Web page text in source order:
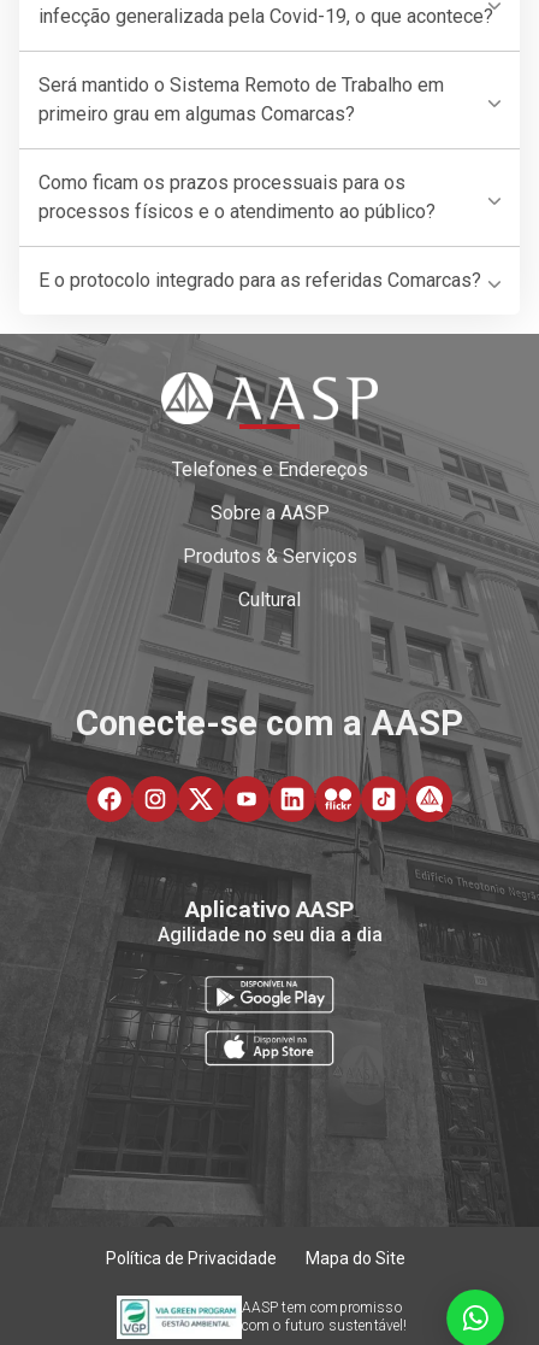
infecção generalizada pela Covid-19, o que acontece?
Será mantido o Sistema Remoto de Trabalho em
primeiro grau em algumas Comarcas?
Como ficam os prazos processuais para os
processos físicos e o atendimento ao público?
E o protocolo integrado para as referidas Comarcas?
Telefones e Endereços
Sobre a AASP
Produtos & Serviços
Cultural
Conecte-se com a AASP
Aplicativo AASP
Agilidade no seu dia a dia
Política de Privacidade Mapa do Site
AASP tem compromisso
com o futuro sustentável!